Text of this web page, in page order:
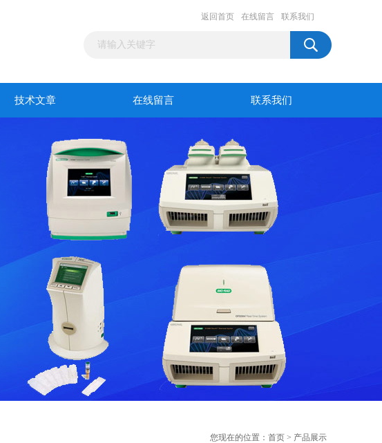
返回首页 在线留言 联系我们
技术文章 在线留言 联系我们
您现在的位置： 首页 > 产品展示